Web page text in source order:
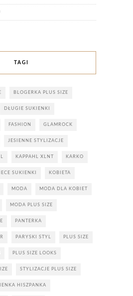
TAGI
BLOGERKA PLUS SIZE
DŁUGIE SUKIENKI
FASHION GLAMROCK
JESIENNE STYLIZACJE
KAPPAHL XLNT KARKO
SUKIENKI KOBIETA
MODA MODA DLA KOBIET
MODA PLUS SIZE
PANTERKA
PARYSKI STYL PLUS SIZE
PLUS SIZE LOOKS
STYLIZACJE PLUS SIZE
HISZPANKA